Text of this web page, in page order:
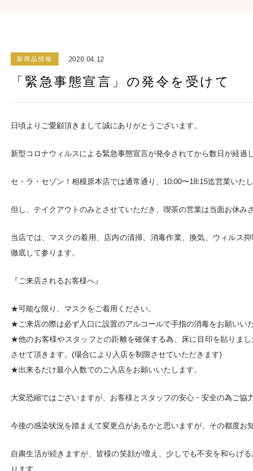
新商品情報 2020.04.12
「緊急事態宣言」の発令を受けて
日頃よりご愛顧頂きまして誠にありがとうございます。
新型コロナウィルスによる緊急事態宣言が発令されてから数日が経過
セ・ラ・セゾン！相模原本店では通常通り、10:00〜18:15迄営業いたし
但し、テイクアウトのみとさせていただき、喫茶の営業は当面お休み
当店では、マスクの着用、店内の清掃、消毒作業、換気、ウィルス
徹底して参ります。
『ご来店されるお客様へ』
★可能な限り、マスクをご着用ください。
★ご来店の際は必ず入口に設置のアルコールで手指の消毒をお願いいた
★他のお客様やスタッフとの距離を確保する為、床に目印を貼りま
させて頂きます。(場合により入店を制限させていただきます)
★出来るだけ最小人数でのご入店をお願いいたします。
大変恐縮ではございますが、お客様とスタッフの安心・安全の為ご協
今後の感染状況を踏まえて変更点があるかと思いますが、その都度お
自粛生活が続きますが、皆様の笑顔が増え、少しでも不安を和らげ
ります。